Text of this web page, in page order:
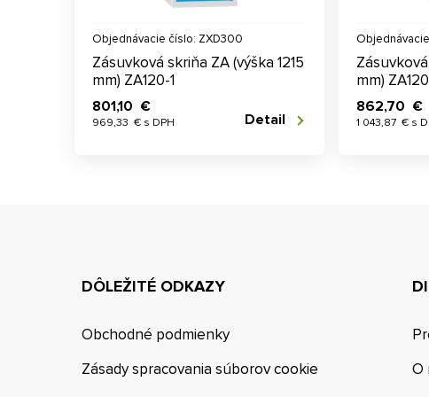
Objednávacie číslo: ZXD300
Zásuvková skriňa ZA (výška 1215
mm) ZA120-1
801,10 €
969,33 € s DPH Detail
mm)
862,70 €
1 043,87 € s
DÔLEŽITÉ ODKAZY
Obchodné podmienky
Zásady spracovania súborov cookie
O